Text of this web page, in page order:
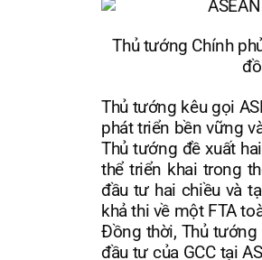
Thủ tướng Chính
Thủ tướng kêu gọi
phát triển bền vững
Thủ tướng đề xuất
thể triển khai trong
đầu tư hai chiều và
khả thi về một FTA
Đồng thời, Thủ tướng
đầu tư của GCC tại